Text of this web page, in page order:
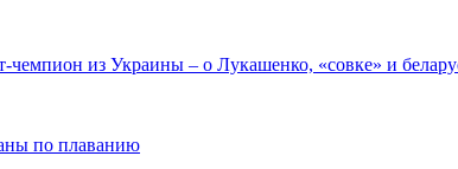
чемпион из Украины – о Лукашенко, «совке» и
по плаванию